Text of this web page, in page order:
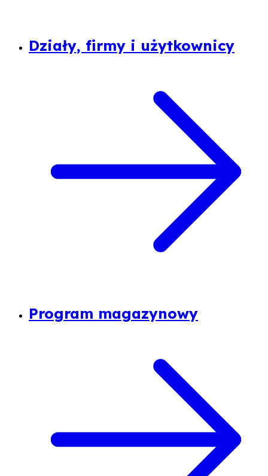
Działy, firmy i użytkownicy
Program magazynowy